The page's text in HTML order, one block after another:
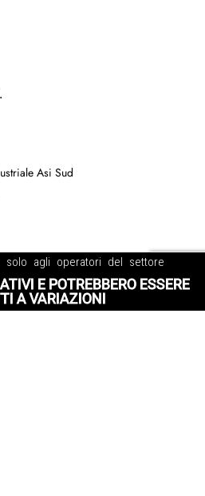
Asi Sud
solo agli operatori del settore
E POTREBBERO ESSERE
A VARIAZIONI